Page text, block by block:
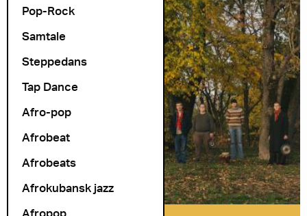
Pop-Rock
Samtale
Steppedans
Tap Dance
Afro-pop
Afrobeat
Afrobeats
Afrokubansk jazz
Afropop